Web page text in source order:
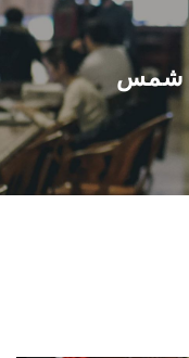
عن الجامعة
القطاعـات
الشئون الأكاديمية
البحث العلمي
شمس